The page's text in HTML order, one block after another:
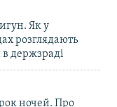
Як у
розглядають
держзраді
ночей. Про